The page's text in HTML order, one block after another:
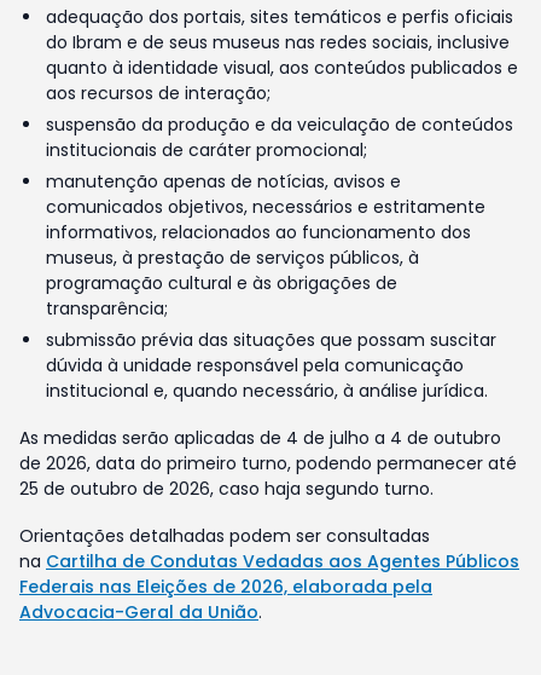
adequação dos portais, sites temáticos e perfis oficiais
do Ibram e de seus museus nas redes sociais, inclusive
quanto à identidade visual, aos conteúdos publicados e
aos recursos de interação;
suspensão da produção e da veiculação de conteúdos
institucionais de caráter promocional;
manutenção apenas de notícias, avisos e
comunicados objetivos, necessários e estritamente
informativos, relacionados ao funcionamento dos
museus, à prestação de serviços públicos, à
programação cultural e às obrigações de
transparência;
submissão prévia das situações que possam suscitar
dúvida à unidade responsável pela comunicação
institucional e, quando necessário, à análise jurídica.
As medidas serão aplicadas de 4 de julho a 4 de outubro
de 2026, data do primeiro turno, podendo permanecer até
25 de outubro de 2026, caso haja segundo turno.
Orientações detalhadas podem ser consultadas
na Cartilha de Condutas Vedadas aos Agentes Públicos
Federais nas Eleições de 2026, elaborada pela
Advocacia-Geral da União.